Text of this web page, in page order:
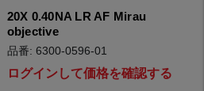
20X 0.40NA LR AF Mirau
objective
品番: 6300-0596-01
ログインして価格を確認する